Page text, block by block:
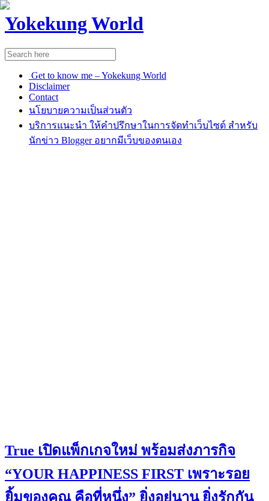
Yokekung World
Get to know me – Yokekung World
Disclaimer
Contact
นโยบายความเป็นส่วนตัว
บริการแนะนำ ให้คำปรึกษาในการจัดทำเว็บไซต์ สำหรับ
นักข่าว Blogger อยากมีเว็บของตนเอง
True เปิดแพ็กเกจใหม่ พร้อมส่งภารกิจ
“YOUR HAPPINESS FIRST เพราะรอย
ยิ้มของคุณ คือที่หนึ่ง” ยิ่งอยู่นาน ยิ่งรักกัน